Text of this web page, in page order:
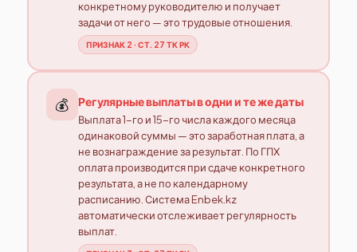
конкретному руководителю и получает
задачи от него — это трудовые отношения.
ПРИЗНАК 2 · СТ. 27 ТК РК
💰 Регулярные выплаты в одни и те же даты
Выплата 1-го и 15-го числа каждого месяца
одинаковой суммы — это заработная плата, а
не вознаграждение за результат. По ГПХ
оплата производится при сдаче конкретного
результата, а не по календарному
расписанию. Система Enbek.kz
автоматически отслеживает регулярность
выплат.